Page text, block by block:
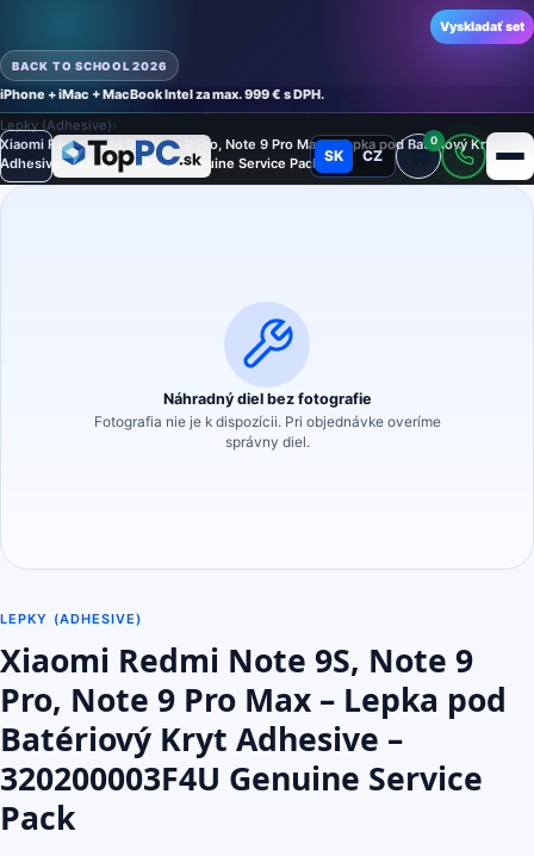
BACK TO SCHOOL 2026
iPhone + iMac + MacBook Intel za max. 999 € s DPH.
Vyskladať set
Režim SK CZ
0
Lepky (Adhesive)›
Xiaomi Redmi Note 9S, Note 9 Pro, Note 9 Pro Max – Lepka pod Batériový Kryt
Adhesive – 320200003F4U Genuine Service Pack
Náhradný diel bez fotografie
Fotografia nie je k dispozícii. Pri objednávke overíme
správny diel.
LEPKY (ADHESIVE)
Xiaomi Redmi Note 9S, Note 9
Pro, Note 9 Pro Max – Lepka pod
Batériový Kryt Adhesive –
320200003F4U Genuine Service
Pack